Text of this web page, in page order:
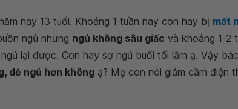
nay 13 tuổi. Khoảng 1 tuần nay con hay bị mất
ngủ nhưng ngủ không sâu giấc và khoảng 1-2
lại được. Con hay sợ ngủ buổi tối lắm ạ. Vậy
dễ ngủ hơn không ạ? Mẹ con nói giảm cầm điện